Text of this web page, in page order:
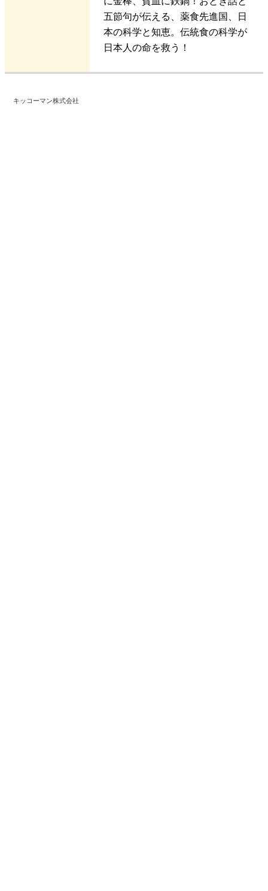
五節句が伝える、薬食先進国、日
本の科学と知恵。伝統食の科学が
日本人の命を救う！
キッコーマン株式会社